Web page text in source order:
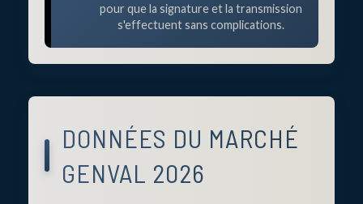
pour que la signature et la transmission
s'effectuent sans complications.
DONNÉES DU MARCHÉ
GENVAL 2026